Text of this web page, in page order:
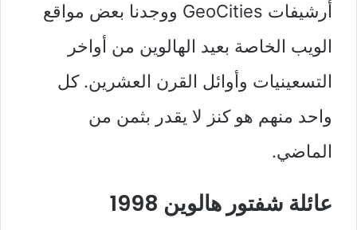
أرشيفات GeoCities ووجدنا بعض مواقع
الويب الخاصة بعيد الهالوين من أواخر
التسعينيات وأوائل القرن العشرين. كل
واحد منهم هو كنز لا يقدر بثمن من
الماضي.
عائلة شفتور هالوين 1998